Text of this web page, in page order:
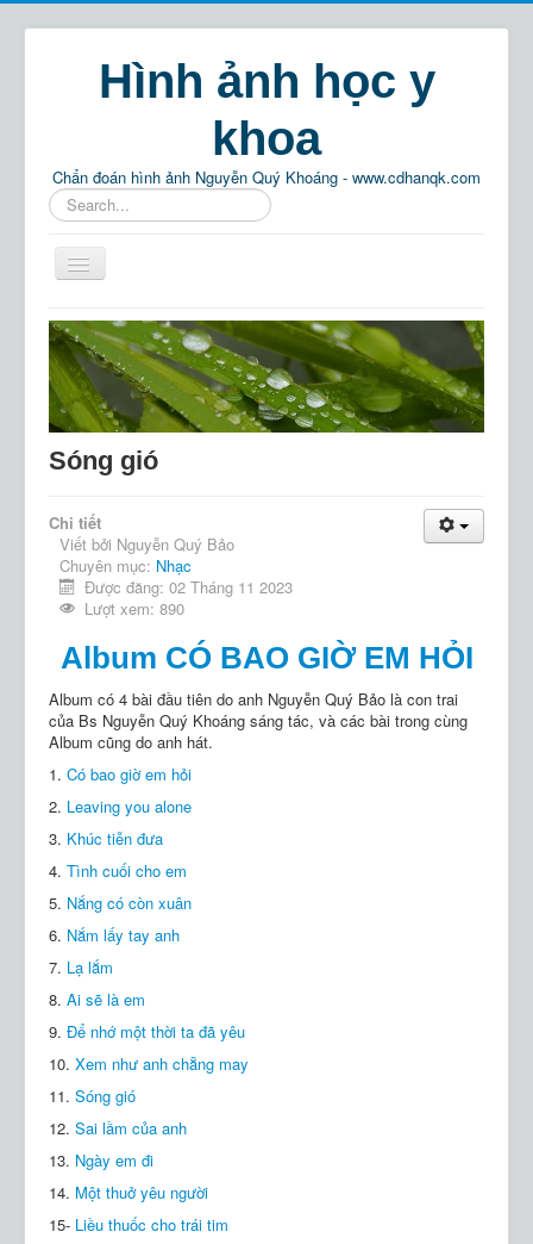
Hình ảnh học y
khoa
Chẩn đoán hình ảnh Nguyễn Quý Khoáng - www.cdhanqk.com
Tìm
kiếm...
Home
Chẩn đoán hình ảnh
Phật pháp
Tìm kiếm
Sóng gió
Chi tiết
Viết bởi Nguyễn Quý Bảo
Chuyên mục: Nhạc
Được đăng: 02 Tháng 11 2023
Lượt xem: 890
Album CÓ BAO GIỜ EM HỎI
Album có 4 bài đầu tiên do anh Nguyễn Quý Bảo là con trai
của Bs Nguyễn Quý Khoáng sáng tác, và các bài trong cùng
Album cũng do anh hát.
1. Có bao giờ em hỏi
2. Leaving you alone
3. Khúc tiễn đưa
4. Tình cuối cho em
5. Nắng có còn xuân
6. Nắm lấy tay anh
7. Lạ lắm
8. Ai sẽ là em
9. Để nhớ một thời ta đã yêu
10. Xem như anh chẵng may
11. Sóng gió
12. Sai lầm của anh
13. Ngày em đi
14. Một thuở yêu người
15- Liều thuốc cho trái tim